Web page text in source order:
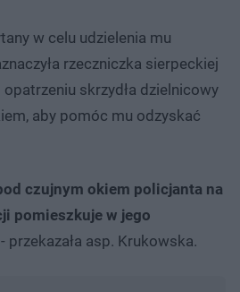
w celu udzielenia mu
rzeczniczka sierpeckiej
skrzydła dzielnicowy
aby pomóc mu odzyskać
czujnym okiem policjanta na
pomieszkuje w jego
- przekazała asp. Krukowska.